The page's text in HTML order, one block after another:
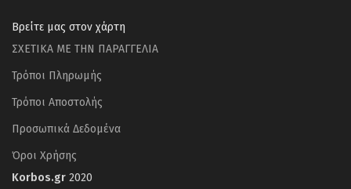
Βρείτε μας στον χάρτη
ΣΧΕΤΙΚΑ ΜΕ ΤΗΝ ΠΑΡΑΓΓΕΛΙΑ
Τρόποι Πληρωμής
Τρόποι Αποστολής
Προσωπικά Δεδομένα
Όροι Χρήσης
Korbos.gr 2020